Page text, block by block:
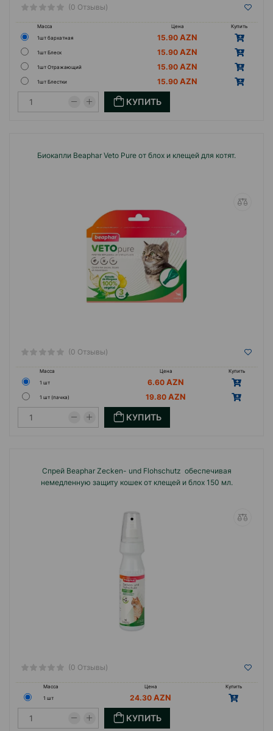
(0 Отзывы)
Масса Цена
Купить
1шт бархатная
15.90
1шт Блеск 15.90
1шт Отражающий 15.90
1шт Блестки 15.90
КУПИТЬ
Биокапли Beaphar Veto Pure от блох и клещей для котят.
(0 Отзывы)
Масса Цена
Купить
1 шт
6.60
1 шт (пачка) 19.80
КУПИТЬ
Спрей Beaphar Zecken- und Flohschutz обеспечивая
немедленную защиту кошек от клещей и блох 150 мл.
(0 Отзывы)
Масса Цена
Купить
1 шт
24.30
КУПИТЬ